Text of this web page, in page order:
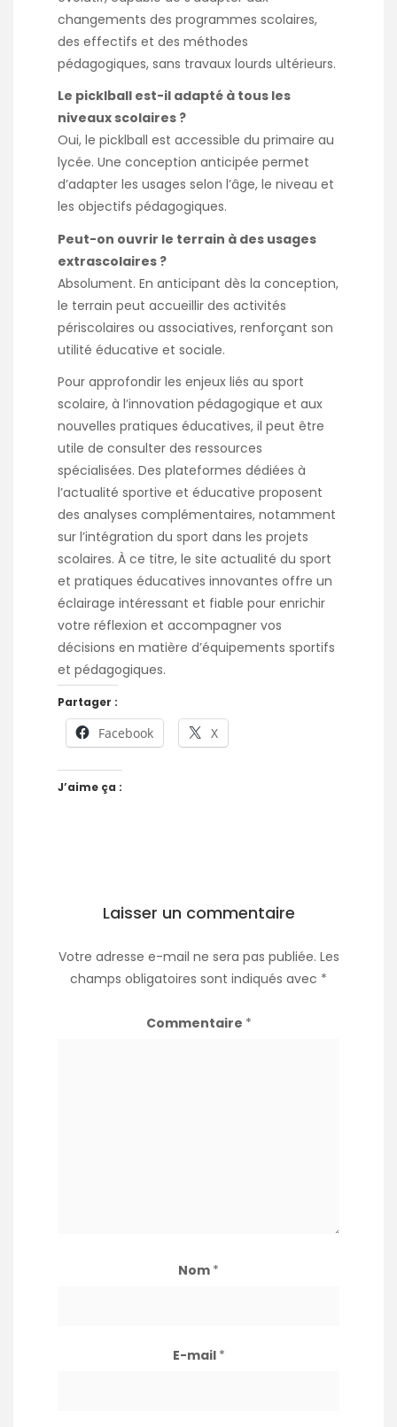
changements des programmes scolaires,
des effectifs et des méthodes
pédagogiques, sans travaux lourds ultérieurs.
Le picklball est-il adapté à tous les
niveaux scolaires ?
Oui, le picklball est accessible du primaire au
lycée. Une conception anticipée permet
d’adapter les usages selon l’âge, le niveau et
les objectifs pédagogiques.
Peut-on ouvrir le terrain à des usages
extrascolaires ?
Absolument. En anticipant dès la conception,
le terrain peut accueillir des activités
périscolaires ou associatives, renforçant son
utilité éducative et sociale.
Pour approfondir les enjeux liés au sport
scolaire, à l’innovation pédagogique et aux
nouvelles pratiques éducatives, il peut être
utile de consulter des ressources
spécialisées. Des plateformes dédiées à
l’actualité sportive et éducative proposent
des analyses complémentaires, notamment
sur l’intégration du sport dans les projets
scolaires. À ce titre, le site actualité du sport
et pratiques éducatives innovantes offre un
éclairage intéressant et fiable pour enrichir
votre réflexion et accompagner vos
décisions en matière d’équipements sportifs
et pédagogiques.
Partager :
Facebook X
J’aime ça :
Laisser un commentaire
Votre adresse e-mail ne sera pas publiée. Les
champs obligatoires sont indiqués avec *
Commentaire *
Nom *
E-mail *